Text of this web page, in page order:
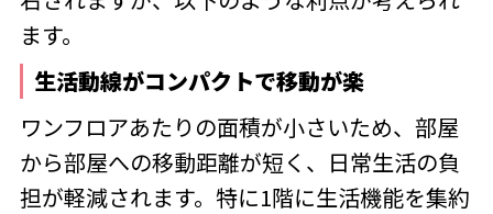
ます。
生活動線がコンパクトで移動が楽
ワンフロアあたりの面積が小さいため、部屋
から部屋への移動距離が短く、日常生活の負
担が軽減されます。特に1階に生活機能を集約